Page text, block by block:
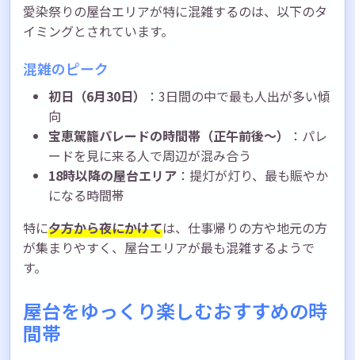
愛染祭りの屋台エリアが特に混雑するのは、以下のタ
イミングとされています。
混雑のピーク
初日（6月30日）
：3日間の中で最も人出が多い傾
向
宝恵駕籠パレードの時間帯（正午前後〜）
：パレ
ードを見に来る人で周辺が混み合う
18時以降の屋台エリア ：提灯が灯り、最も賑やか
になる時間帯
特に夕方から夜にかけては、仕事帰りの方や地元の方
が集まりやすく、屋台エリアが最も混雑するようで
す。
屋台をゆっくり楽しむおすすめの時
間帯